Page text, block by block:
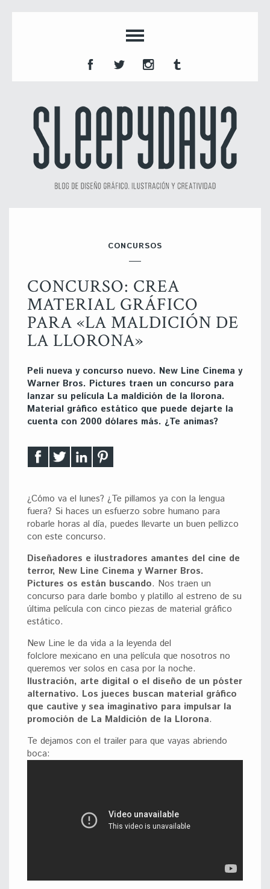
CONCURSOS
CONCURSO: CREA
MATERIAL GRÁFICO
PARA «LA MALDICIÓN DE
LA LLORONA»
Peli nueva y concurso nuevo. New Line Cinema y
Warner Bros. Pictures traen un concurso para
lanzar su película La maldición de la llorona.
Material gráfico estático que puede dejarte la
cuenta con 2000 dólares más. ¿Te animas?
¿Cómo va el lunes? ¿Te pillamos ya con la lengua
fuera? Si haces un esfuerzo sobre humano para
robarle horas al día, puedes llevarte un buen pellizco
con este concurso.
Diseñadores e ilustradores amantes del cine de
terror, New Line Cinema y Warner Bros.
Pictures os están buscando. Nos traen un
concurso para darle bombo y platillo al estreno de su
última película con cinco piezas de material gráfico
estático.
New Line le da vida a la leyenda del
folclore mexicano en una película que nosotros no
queremos ver solos en casa por la noche.
Ilustración, arte digital o el diseño de un póster
alternativo. Los jueces buscan material gráfico
que cautive y sea imaginativo para impulsar la
promoción de La Maldición de la Llorona.
Te dejamos con el trailer para que vayas abriendo
boca: